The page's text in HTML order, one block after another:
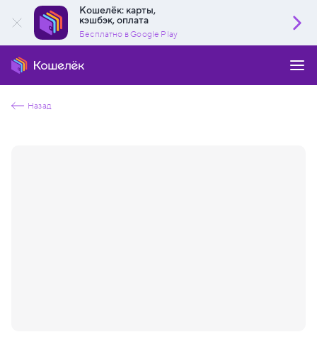
Кошелёк: карты,
кэшбэк, оплата
Бесплатно в Google Play
Назад